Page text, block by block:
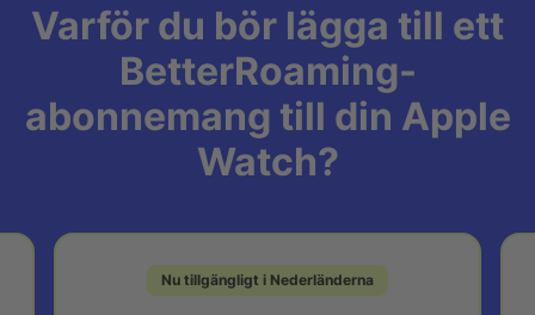
Varför du bör lägga till ett
BetterRoaming-
abonnemang till din Apple
Watch?
Nu tillgängligt i Nederländerna